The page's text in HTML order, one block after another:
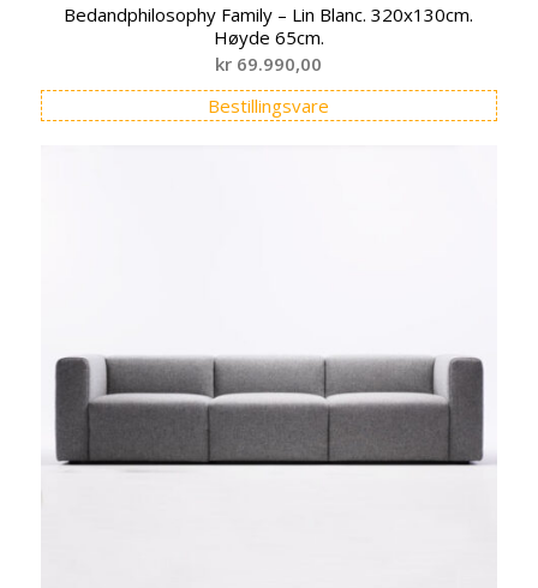
Bedandphilosophy Family – Lin Blanc. 320x130cm.
Høyde 65cm.
kr 69.990,00
Bestillingsvare